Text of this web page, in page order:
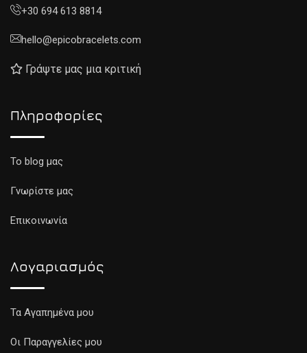
+30 694 613 8814
hello@epicobracelets.com
Γράψτε μας μια κριτική
Πληροφορίες
To blog μας
Γνωρίστε μας
Επικοινωνία
Λογαριασμός
Τα Αγαπημένα μου
Οι Παραγγελίες μου